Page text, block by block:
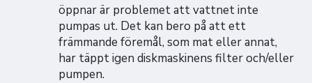
öppnar är problemet att vattnet inte
pumpas ut. Det kan bero på att ett
främmande föremål, som mat eller annat,
har täppt igen diskmaskinens filter och/eller
pumpen.